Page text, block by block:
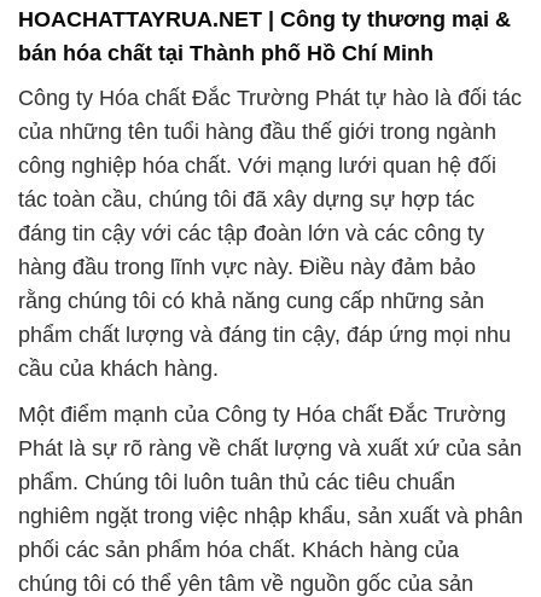
HOACHATTAYRUA.NET | Công ty thương mại &
bán hóa chất tại Thành phố Hồ Chí Minh
Công ty Hóa chất Đắc Trường Phát tự hào là đối tác
của những tên tuổi hàng đầu thế giới trong ngành
công nghiệp hóa chất. Với mạng lưới quan hệ đối
tác toàn cầu, chúng tôi đã xây dựng sự hợp tác
đáng tin cậy với các tập đoàn lớn và các công ty
hàng đầu trong lĩnh vực này. Điều này đảm bảo
rằng chúng tôi có khả năng cung cấp những sản
phẩm chất lượng và đáng tin cậy, đáp ứng mọi nhu
cầu của khách hàng.
Một điểm mạnh của Công ty Hóa chất Đắc Trường
Phát là sự rõ ràng về chất lượng và xuất xứ của sản
phẩm. Chúng tôi luôn tuân thủ các tiêu chuẩn
nghiêm ngặt trong việc nhập khẩu, sản xuất và phân
phối các sản phẩm hóa chất. Khách hàng của
chúng tôi có thể yên tâm về nguồn gốc của sản